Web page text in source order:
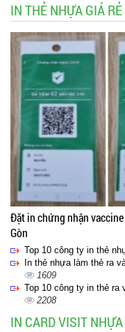
IN THẺ NHỰA GIÁ RẺ
Đặt in chứng nhận
Gòn
Top 10 công ty in thẻ
In thẻ nhựa làm thẻ ra
1609
Top 10 công ty in thẻ ra
2208
IN CARD VISIT NHỰA